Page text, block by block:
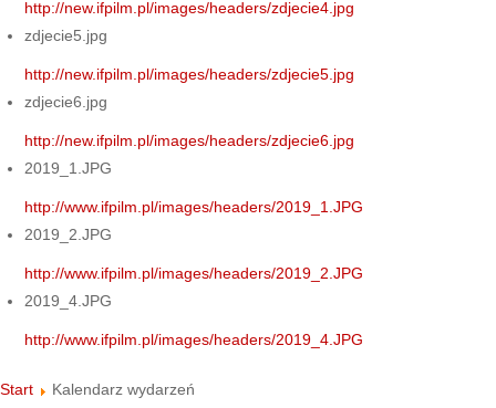
http://new.ifpilm.pl/images/headers/zdjecie4.jpg
zdjecie5.jpg
http://new.ifpilm.pl/images/headers/zdjecie5.jpg
zdjecie6.jpg
http://new.ifpilm.pl/images/headers/zdjecie6.jpg
2019_1.JPG
http://www.ifpilm.pl/images/headers/2019_1.JPG
2019_2.JPG
http://www.ifpilm.pl/images/headers/2019_2.JPG
2019_4.JPG
http://www.ifpilm.pl/images/headers/2019_4.JPG
Start Kalendarz wydarzeń